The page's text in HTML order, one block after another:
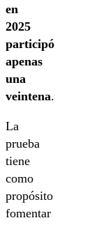
en
2025
participó
apenas
una
veintena.
La
prueba
tiene
como
propósito
fomentar